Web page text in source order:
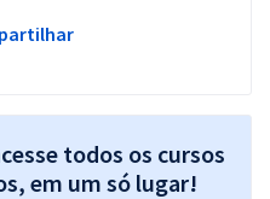
todos os cursos
em um só lugar!